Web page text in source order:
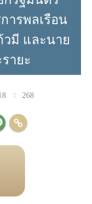
ารพลเรือน
มี และนาย
ายะ
268